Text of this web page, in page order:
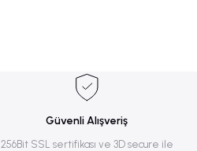
Güvenli Alışveriş
256Bit SSL sertifikası ve 3D secure ile